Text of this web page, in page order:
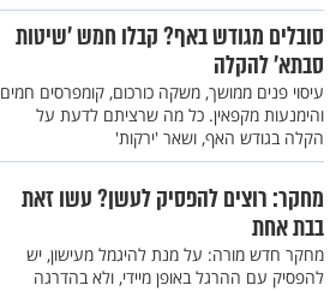
סובלים מגודש באף? קבלו חמש 'שיטות
סבתא' להקלה
עיסוי פנים ממושך, משקה כורכום, קומפרסים חמים
והימנעות מקפאין. כל מה שרציתם לדעת על
הקלה בגודש האף, ושאר 'ירקות'
מחקר: רוצים להפסיק לעשן? עשו זאת
בבת אחת
מחקר חדש מורה: על מנת להיגמל מעישון, יש
להפסיק עם ההרגל באופן מיידי, ולא בהדרגה